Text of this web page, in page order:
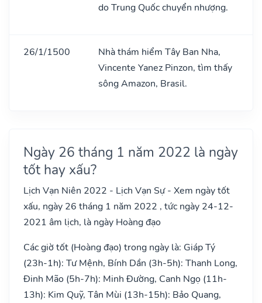
do Trung Quốc chuyển nhượng.
26/1/1500
Nhà thám hiểm Tây Ban Nha,
Vincente Yanez Pinzon, tìm thấy
sông Amazon, Brasil.
Ngày 26 tháng 1 năm 2022 là ngày
tốt hay xấu?
Lịch Vạn Niên 2022 - Lịch Vạn Sự - Xem ngày tốt
xấu, ngày 26 tháng 1 năm 2022 , tức ngày 24-12-
2021 âm lịch, là ngày Hoàng đạo
Các giờ tốt (Hoàng đạo) trong ngày là: Giáp Tý
(23h-1h): Tư Mệnh, Bính Dần (3h-5h): Thanh Long,
Đinh Mão (5h-7h): Minh Đường, Canh Ngọ (11h-
13h): Kim Quỹ, Tân Mùi (13h-15h): Bảo Quang,